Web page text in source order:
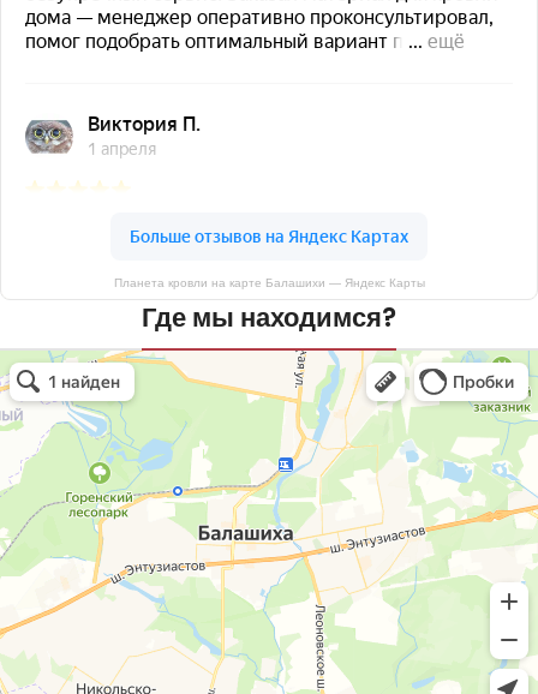
Планета кровли на карте Балашихи — Яндекс Карты
Где мы находимся?
Планета кровли
Кровля и кровельные материалы в Балашихе
Окна в Балашихе